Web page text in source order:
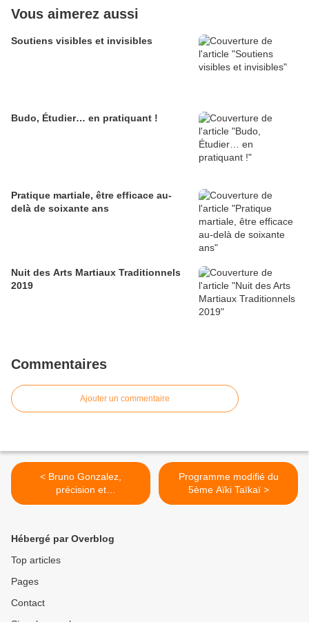
Vous aimerez aussi
Soutiens visibles et invisibles
Budo, Étudier… en pratiquant !
Pratique martiale, être efficace au-
delà de soixante ans
Nuit des Arts Martiaux Traditionnels
2019
Commentaires
Ajouter un commentaire
< Bruno Gonzalez,
précision et
professionnalisme
Programme modifié du
5ème Aïki Taïkaï >
Hébergé par Overblog
Top articles
Pages
Contact